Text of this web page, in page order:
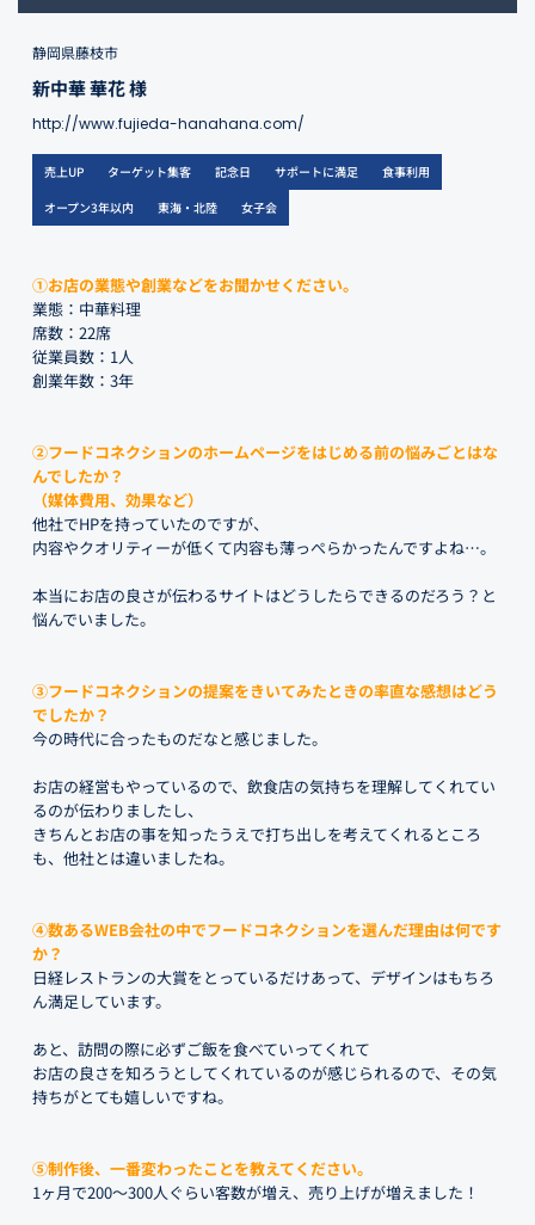
静岡県藤枝市
新中華 華花 様
http://www.fujieda-hanahana.com/
売上UP ターゲット集客 記念日 サポートに満足
食事利用
オープン3年以内
東海・北陸 女子会
①お店の業態や創業などをお聞かせください。
業態：中華料理
席数：22席
従業員数：1人
創業年数：3年
②フードコネクションのホームページをはじめる前の悩みごとはな
んでしたか？
（媒体費用、効果など）
他社でHPを持っていたのですが、
内容やクオリティーが低くて内容も薄っぺらかったんですよね…。
本当にお店の良さが伝わるサイトはどうしたらできるのだろう？と
悩んでいました。
③フードコネクションの提案をきいてみたときの率直な感想はどう
でしたか？
今の時代に合ったものだなと感じました。
お店の経営もやっているので、飲食店の気持ちを理解してくれてい
るのが伝わりましたし、
きちんとお店の事を知ったうえで打ち出しを考えてくれるところ
も、他社とは違いましたね。
④数あるWEB会社の中でフードコネクションを選んだ理由は何です
か？
日経レストランの大賞をとっているだけあって、デザインはもちろ
ん満足しています。
あと、訪問の際に必ずご飯を食べていってくれて
お店の良さを知ろうとしてくれているのが感じられるので、その気
持ちがとても嬉しいですね。
⑤制作後、一番変わったことを教えてください。
1ヶ月で200～300人ぐらい客数が増え、売り上げが増えました！